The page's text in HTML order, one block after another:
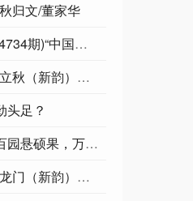
归文/董家华
《中国爱情诗刊》(第4734期)“中国爱情诗刊·中国爱情小诗诗社”选送
【荣耀中国】文学社*立秋（新韵）李俊清（甘肃）
头足？
岷县诗词楹联学会：百园悬硕果，万叶泛红光。‖立秋诗词专刊
【荣耀中国】文学社*龙门（新韵）作者/李俊清（甘肃）